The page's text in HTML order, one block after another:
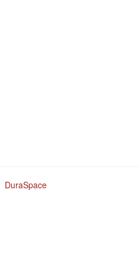
DuraSpace